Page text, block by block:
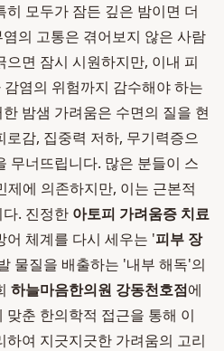
모두가 잠든 깊은 밤이면 더
의 고통은 겪어보지 않은 사람
면 잠시 시원하지만, 이내 피
염의 위험까지 감수해야 하는
밤샘 가려움은 수면의 질을 현
감, 집중력 저하, 무기력증으
무너뜨립니다. 많은 분들이 스
제에 의존하지만, 이는 근본적
. 진정한 아토피 가려움증 치료
어 체계를 다시 세우는 '피부 장
물질을 배출하는 '내부 해독'의
하늘마음한의원 강동천호점에
춘 한의학적 접근을 통해 이
여 지긋지긋한 가려움의 고리